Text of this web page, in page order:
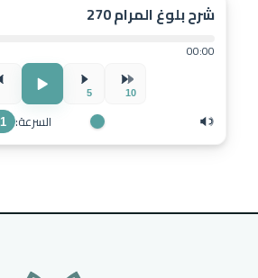
شرح بلوغ المرام 270
00:00
10
5
السرعة: 1×